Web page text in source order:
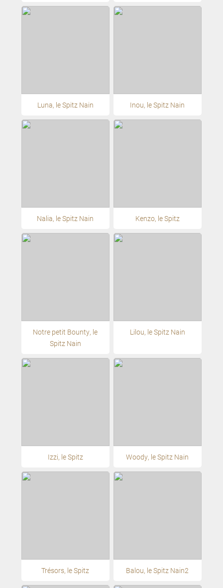
Luna, le Spitz Nain Inou, le Spitz Nain
Nalia, le Spitz Nain Kenzo, le Spitz
Notre petit Bounty, le
Spitz Nain
Lilou, le Spitz Nain
Izzi, le Spitz Woody, le Spitz Nain
Trésors, le Spitz Balou, le Spitz Nain2